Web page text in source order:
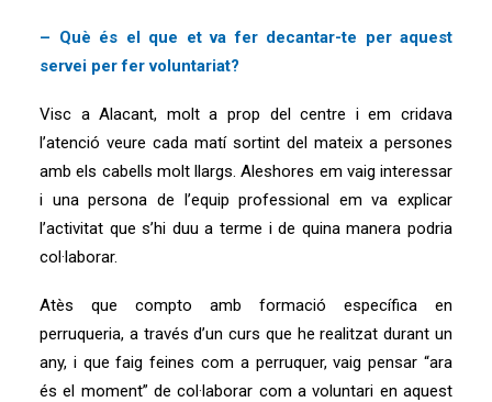
– Què és el que et va fer decantar-te per aquest
servei per fer voluntariat?
Visc a Alacant, molt a prop del centre i em cridava
l’atenció veure cada matí sortint del mateix a persones
amb els cabells molt llargs. Aleshores em vaig interessar
i una persona de l’equip professional em va explicar
l’activitat que s’hi duu a terme i de quina manera podria
col·laborar.
Atès que compto amb formació específica en
perruqueria, a través d’un curs que he realitzat durant un
any, i que faig feines com a perruquer, vaig pensar “ara
és el moment” de col·laborar com a voluntari en aquest